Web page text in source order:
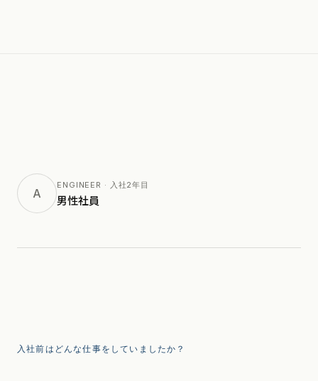
A
ENGINEER · 入社2年目
男性社員
入社前はどんな仕事をしていましたか？